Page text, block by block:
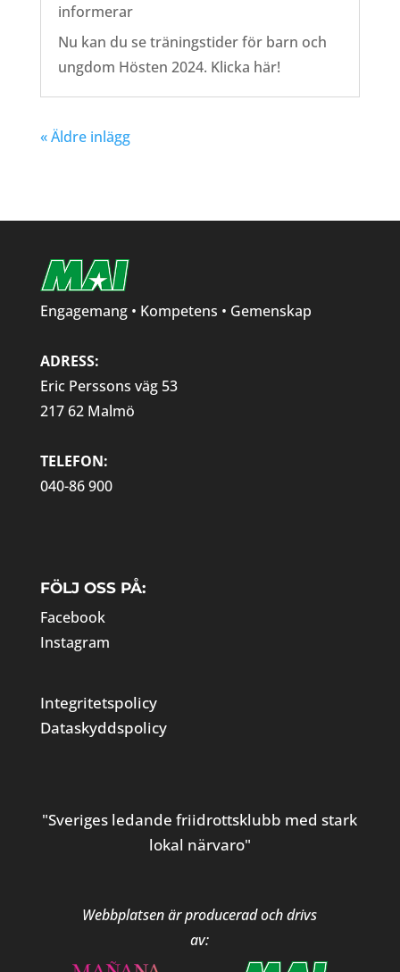
informerar
Nu kan du se träningstider för barn och
ungdom Hösten 2024. Klicka här!
« Äldre inlägg
Engagemang • Kompetens • Gemenskap
ADRESS:
Eric Perssons väg 53
217 62 Malmö
TELEFON:
040-86 900
FÖLJ OSS PÅ:
Facebook
Instagram
Integritetspolicy
Dataskyddspolicy
"Sveriges ledande friidrottsklubb med stark
lokal närvaro"
Webbplatsen är producerad och drivs
av: